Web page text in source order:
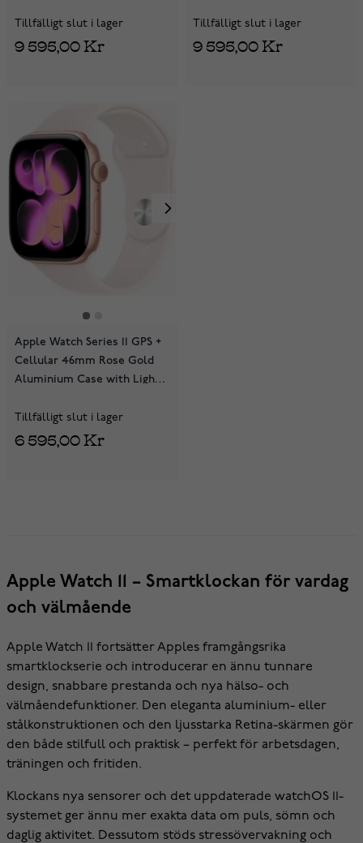
MFD64QN/A
Tillfälligt slut i lager
9 595,00 Kr
MFCX4QN/A
Tillfälligt slut i lager
9 595,00 Kr
Apple Watch Series 11 GPS +
Cellular 46mm Rose Gold
Aluminium Case with Light
MFCJ4QN/A
Tillfälligt slut i lager
6 595,00 Kr
Apple Watch 11 – Smartklockan för vardag
och välmående
Apple Watch 11 fortsätter Apples framgångsrika
smartklockserie och introducerar en ännu tunnare
design, snabbare prestanda och nya hälso- och
välmåendefunktioner. Den eleganta aluminium- eller
stålkonstruktionen och den ljusstarka Retina-skärmen gör
den både stilfull och praktisk – perfekt för arbetsdagen,
träningen och fritiden.
Klockans nya sensorer och det uppdaterade watchOS 11-
systemet ger ännu mer exakta data om puls, sömn och
daglig aktivitet. Dessutom stöds stressövervakning och